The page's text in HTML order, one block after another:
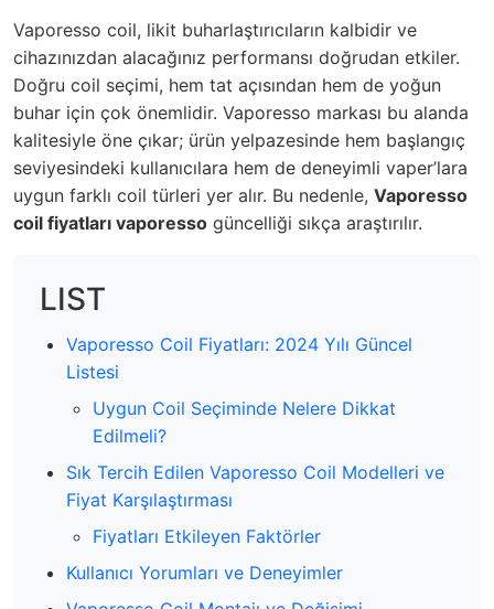
Vaporesso coil, likit buharlaştırıcıların kalbidir ve
cihazınızdan alacağınız performansı doğrudan etkiler.
Doğru coil seçimi, hem tat açısından hem de yoğun
buhar için çok önemlidir. Vaporesso markası bu alanda
kalitesiyle öne çıkar; ürün yelpazesinde hem başlangıç
seviyesindeki kullanıcılara hem de deneyimli vaper’lara
uygun farklı coil türleri yer alır. Bu nedenle, Vaporesso
coil fiyatları vaporesso güncelliği sıkça araştırılır.
LIST
Vaporesso Coil Fiyatları: 2024 Yılı Güncel
Listesi
Uygun Coil Seçiminde Nelere Dikkat
Edilmeli?
Sık Tercih Edilen Vaporesso Coil Modelleri ve
Fiyat Karşılaştırması
Fiyatları Etkileyen Faktörler
Kullanıcı Yorumları ve Deneyimler